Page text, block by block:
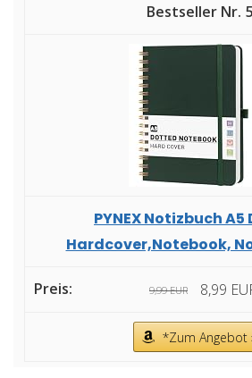
5
PYNEX Notizbuch
Hardcover,Notebook,
9,99 EUR 8,99
*Zum Angebot